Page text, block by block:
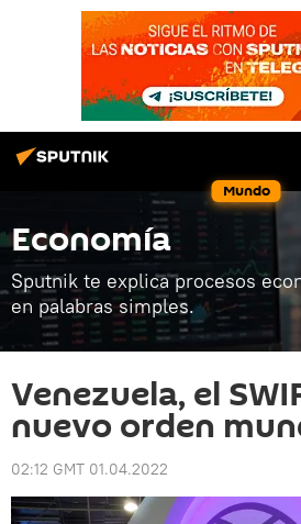
Mundo
Economía
Sputnik te explica procesos
en palabras simples.
Venezuela, el
nuevo orden
02:12 GMT 01.04.2022